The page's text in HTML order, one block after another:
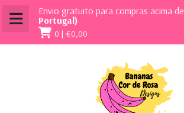
Envio gratuito para compras acima de
Portugal)
0 | €0,00